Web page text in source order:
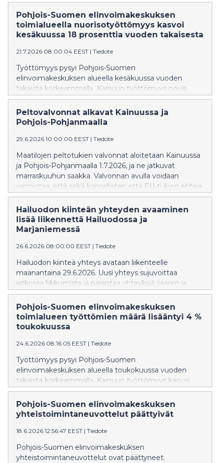
Pohjois-Suomen elinvoimakeskuksen
toimialueella nuorisotyöttömyys kasvoi
kesäkuussa 18 prosenttia vuoden takaisesta
21.7.2026 08:00:04 EEST | Tiedote
Työttömyys pysyi Pohjois-Suomen
elinvoimakeskuksen alueella kesäkuussa vuoden
takaista korkeammalla. Kainuun työttömyys nousi
viime vuodesta 10 % ja Pohjois-Pohjanmaan 5 %. Sekä
pitkäaikaistyöttömyys että nuorisotyöttömyys ovat
viime vuotta korkeammalla. Työvoiman kysyntä on
Peltovalvonnat alkavat Kainuussa ja
Pohjois-Pohjanmaalla
29.6.2026 10:00:00 EEST | Tiedote
Maatilojen peltotukien valvonnat aloitetaan Kainuussa
ja Pohjois-Pohjanmaalla 1.7.2026, ja ne jatkuvat
marraskuuhun saakka. Valvonnan avulla voidaan
varmistaa, että sekä kansallisten että EU-tukien ehtoja
noudatetaan. Valvontojen tavoitteena on myös
viljelijöiden oikeusturva ja tasapuolinen kohtelu
hallinnossa.
Hailuodon kiinteän yhteyden avaaminen
lisää liikennettä Hailuodossa ja
Marjaniemessä
26.6.2026 08:00:00 EEST | Tiedote
Hailuodon kiinteä yhteys avataan liikenteelle
maanantaina 29.6.2026. Uusi yhteys sujuvoittaa
jatkossa liikkumista ja parantaa yhteyksiä saaren ja
mantereen välillä. Avajaispäivänä ja sitä seuraavina
viikkoina alueella liikkuu kuitenkin tavallista enemmän
ajoneuvoja. Paikalle saapuvien kannattaa varautua
ruuhkiin ja mahdollisiin viivästyksiin. Turvallisuuden
ja rauhallista ajotapaa.
Pohjois-Suomen elinvoimakeskuksen
toimialueen työttömien määrä lisääntyi 4 %
toukokuussa
24.6.2026 08:16:05 EEST | Tiedote
Työttömyys pysyi Pohjois-Suomen
elinvoimakeskuksen alueella toukokuussa vuoden
takaista korkeammalla. Kainuun työttömyys kasvoi
viime vuodesta 5 % ja Pohjois-Pohjanmaan 4 %. Sekä
pitkäaikaistyöttömyys että nuorisotyöttömyys ovat
merkittävästi viime vuotta korkeammalla. Työvoiman
Pohjois-Suomen elinvoimakeskuksen
yhteistoimintaneuvottelut päättyivät
18.6.2026 12:56:47 EEST | Tiedote
Pohjois-Suomen elinvoimakeskuksen
yhteistoimintaneuvottelut ovat päättyneet.